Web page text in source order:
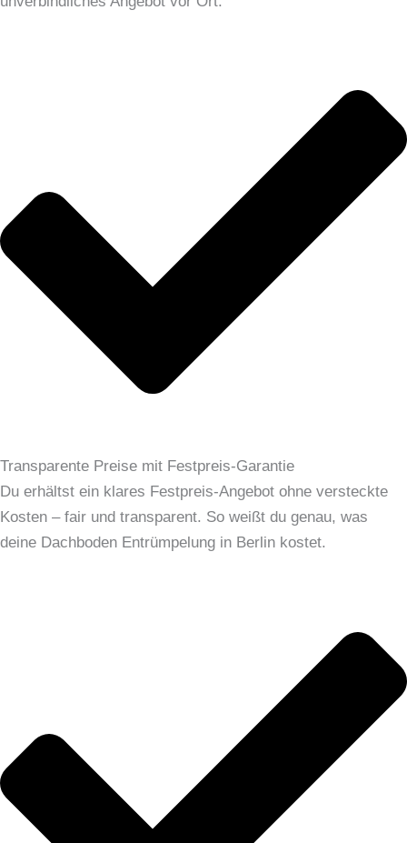
Transparente Preise mit Festpreis-Garantie
Du erhältst ein klares Festpreis-Angebot ohne versteckte
Kosten – fair und transparent. So weißt du genau, was
deine Dachboden Entrümpelung in Berlin kostet.